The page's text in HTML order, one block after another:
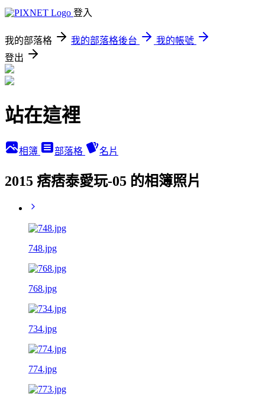
登入
我的部落格 我的部落格後台
我的帳號
登出
站在這裡
相簿 部落格 名片
2015 痞痞泰愛玩-05 的相簿照片
748.jpg
768.jpg
734.jpg
774.jpg